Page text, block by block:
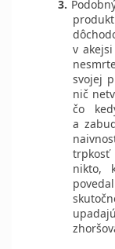
3.
v
svojej
nič
čo
a
trpkosť
nikto,